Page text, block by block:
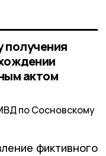
получения
актом
по Сосновскому
фиктивного